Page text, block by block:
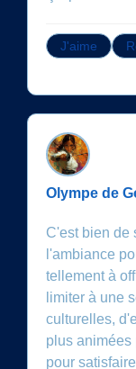
J'aime
Olympe de
C'est bien de
l'ambiance
tellement à
limiter à une
culturelles,
plus animées
pour